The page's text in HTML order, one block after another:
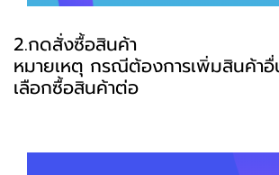
2.กดสั่งซื้อสินค้า
หมายเหตุ กรณีต้องการเพิ่มสินค้า
เลือกซื้อสินค้าต่อ